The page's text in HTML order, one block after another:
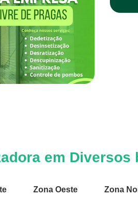
em Diversos
Zona Oeste Zona